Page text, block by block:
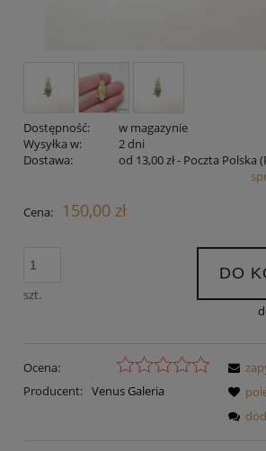
Dostępność:
w magazynie
Wysyłka w:
2 dni
Dostawa:
od 13,00 zł- Poczta Polska
Cena nie zawiera ewentualnych kosztów
Cena: 150,00 zł
szt.
DO
Ocena:
Producent: Venus Galeria